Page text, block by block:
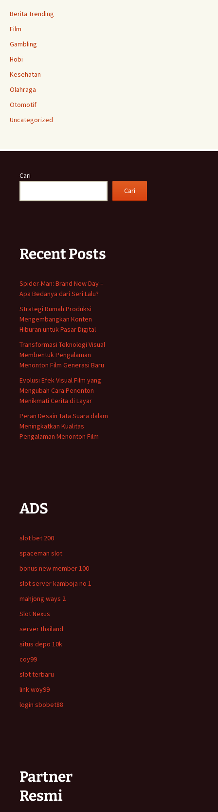
Berita Trending
Film
Gambling
Hobi
Kesehatan
Olahraga
Otomotif
Uncategorized
Cari
Cari
Recent Posts
Spider-Man: Brand New Day –
Apa Bedanya dari Seri Lalu?
Strategi Rumah Produksi
Mengembangkan Konten
Hiburan untuk Pasar Digital
Transformasi Teknologi Visual
Membentuk Pengalaman
Menonton Film Generasi Baru
Evolusi Efek Visual Film yang
Mengubah Cara Penonton
Menikmati Cerita di Layar
Peran Desain Tata Suara dalam
Meningkatkan Kualitas
Pengalaman Menonton Film
ADS
slot bet 200
spaceman slot
bonus new member 100
slot server kamboja no 1
mahjong ways 2
Slot Nexus
server thailand
situs depo 10k
coy99
slot terbaru
link woy99
login sbobet88
Partner
Resmi